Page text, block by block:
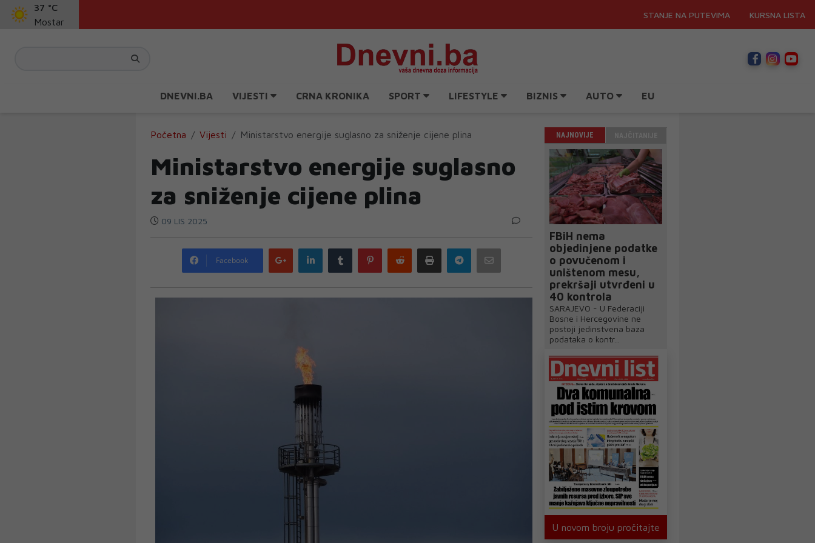
37 °C
Mostar
STANJE NA PUTEVIMA KURSNA LISTA
DNEVNI.BA VIJESTI CRNA KRONIKA SPORT LIFESTYLE BIZNIS AUTO EU
Početna Vijesti Ministarstvo energije suglasno za sniženje cijene plina
Ministarstvo energije suglasno
za sniženje cijene plina
09 LIS 2025
Facebook
Google
plus
LinkedIn Tumblr PinterestReddit Print Telegram
NAJNOVIJE
FBiH nema
objedinjene podatke
o povučenom i
uništenom mesu,
prekršaji utvrđeni u
40 kontrola
SARAJEVO - U Federaciji
Bosne i Hercegovine ne
postoji jedinstvena baza
podataka o kontr...
U novom broju pročitajte